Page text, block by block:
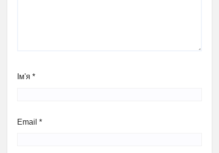
Ім'я *
Email *